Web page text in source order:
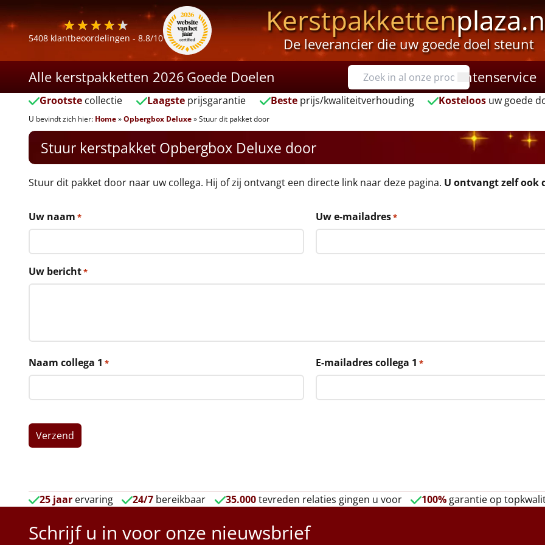
5408 klantbeoordelingen - 8.8/10 Kerstpakketten
De leverancier die uw goede doel steunt
Alle kerstpakketten 2026 Goede Doelen Klantenservice
Grootste collectie Laagsteprijsgarantie Besteprijs/kwaliteitverhouding Kosteloos uw goede
U bevindt zich hier: Home»Opbergbox Deluxe»Stuur dit pakket door
Stuur kerstpakket Opbergbox Deluxe door
Stuur dit pakket door naar uw collega. Hij of zij ontvangt een directe link naar deze pagina. U ontvangt zelf ook
Uw naam * Uw e-mailadres*
Uw bericht*
Naam collega 1 * E-mailadres collega 1 *
25 jaar ervaring 24/7 bereikbaar 35.000tevreden relaties gingen u voor 100%garantie op
Schrijf u in voor onze nieuwsbrief